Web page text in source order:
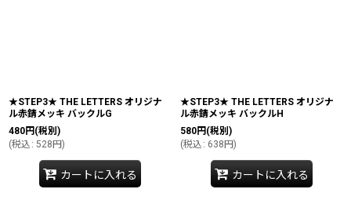
★STEP3★ THE LETTERS オリジナ
ル赤錆メッキ バックルG
480円 (税別)
(税込 : 528 円)
カートに入れる
★STEP3★ THE LETTERS オリジナ
ル赤錆メッキ バックルH
580円 (税別)
(税込 : 638 円)
カートに入れる